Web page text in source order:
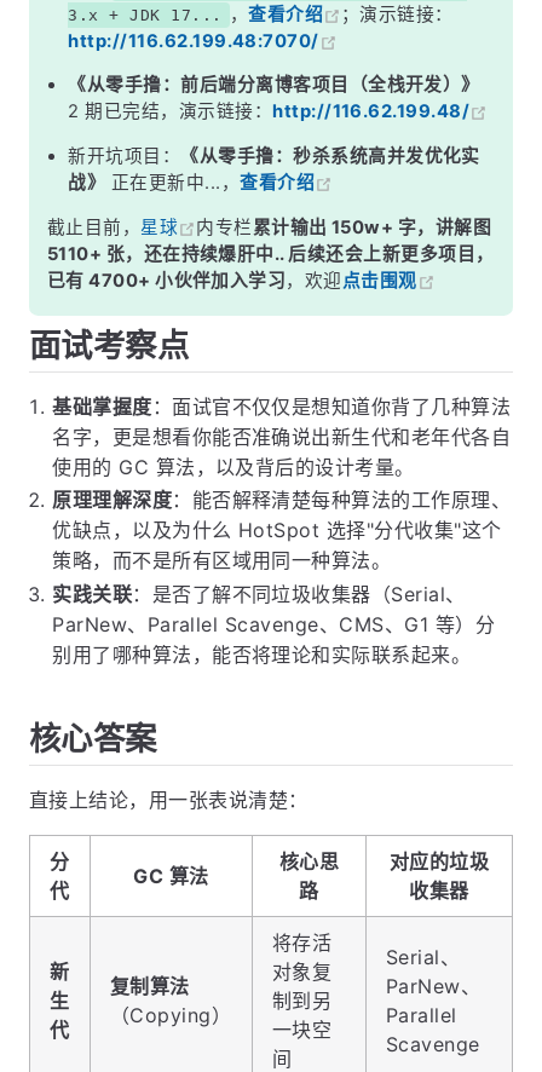
常见面试变体
总结
3.x + JDK 17...
，查看介绍
；演示链接：
http://116.62.199.48:7070/
《从零手撸：前后端分离博客项目（全栈开发）》
2 期已完结，演示链接： http://116.62.199.48/
新开坑项目：
《从零手撸：秒杀系统高并发优化实
战》
正在更新中...，查看介绍
截止目前， 星球 内专栏累计输出 150w+ 字，讲解图
5110+ 张，还在持续爆肝中.. 后续还会上新更多项目，
已有 4700+ 小伙伴加入学习，欢迎点击围观
面试考察点
基础掌握度 ：面试官不仅仅是想知道你背了几种算法
名字，更是想看你能否准确说出新生代和老年代各自
使用的 GC 算法，以及背后的设计考量。
原理理解深度：能否解释清楚每种算法的工作原理、
优缺点，以及为什么 HotSpot 选择"分代收集"这个
策略，而不是所有区域用同一种算法。
实践关联：是否了解不同垃圾收集器（Serial、
ParNew、Parallel Scavenge、CMS、G1 等）分
别用了哪种算法，能否将理论和实际联系起来。
核心答案
直接上结论，用一张表说清楚：
分
代
GC 算法
核心思
路
对应的垃圾
收集器
新
生
代
复制算法
（Copying）
将存活
对象复
制到另
一块空
间
Serial、
ParNew、
Parallel
Scavenge